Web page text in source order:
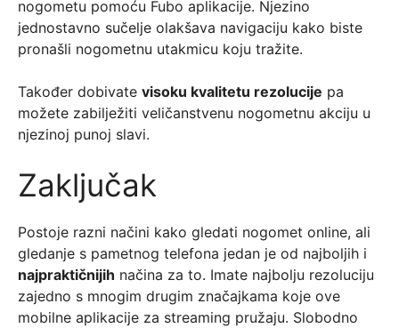
nogometu pomoću Fubo aplikacije. Njezino
jednostavno sučelje olakšava navigaciju kako biste
pronašli nogometnu utakmicu koju tražite.
Također dobivate visoku kvalitetu rezolucije pa
možete zabilježiti veličanstvenu nogometnu akciju u
njezinoj punoj slavi.
Zaključak
Postoje razni načini kako gledati nogomet online, ali
gledanje s pametnog telefona jedan je od najboljih i
najpraktičnijih načina za to. Imate najbolju rezoluciju
zajedno s mnogim drugim značajkama koje ove
mobilne aplikacije za streaming pružaju. Slobodno